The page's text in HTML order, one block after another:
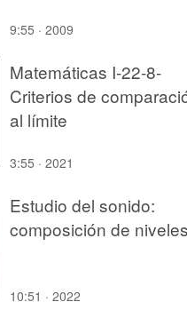
9:55 · 2009
Matemáticas I-22-8-
Criterios de
al límite
3:55 · 2021
Estudio del sonido:
composición de
10:51 · 2022